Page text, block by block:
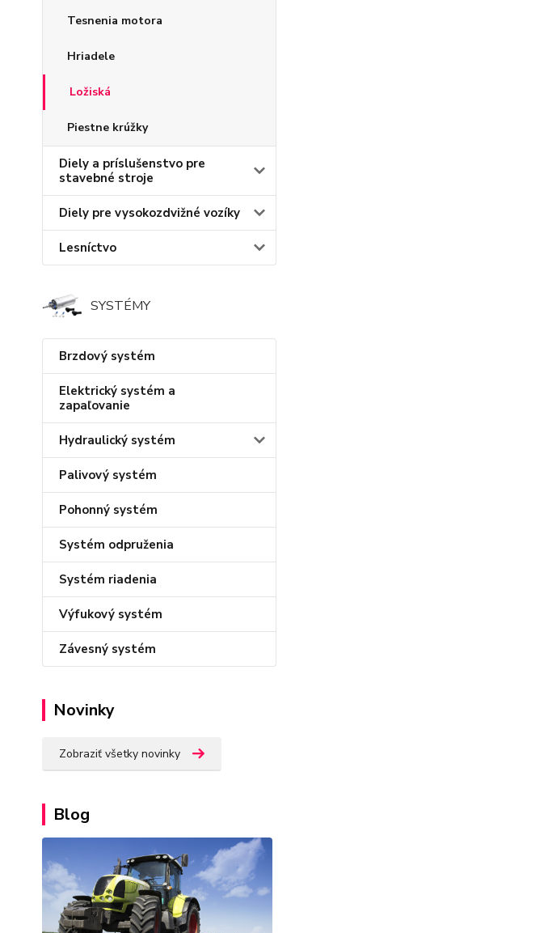
Tesnenia motora
Hriadele
Ložiská
Piestne krúžky
Diely a príslušenstvo pre
stavebné stroje
Diely pre vysokozdvižné vozíky
Lesníctvo
SYSTÉMY
Brzdový systém
Elektrický systém a
zapaľovanie
Hydraulický systém
Palivový systém
Pohonný systém
Systém odpruženia
Systém riadenia
Výfukový systém
Závesný systém
Novinky
Zobraziť všetky novinky
Blog